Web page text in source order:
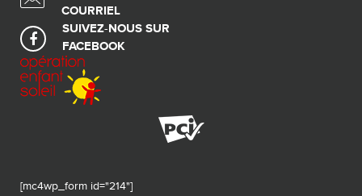
COURRIEL
SUIVEZ-NOUS SUR
FACEBOOK
[mc4wp_form id="214"]